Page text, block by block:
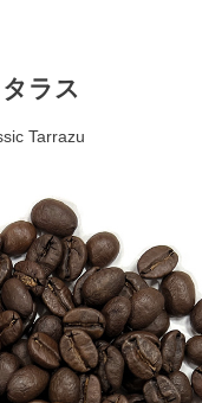
ラス
Tarrazu